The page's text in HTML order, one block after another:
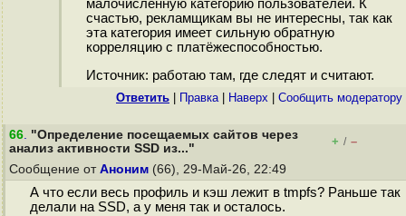
малочисленную категорию пользователей. К
счастью, рекламщикам вы не интересны, так как
эта категория имеет сильную обратную
корреляцию с платёжеспособностью.
Источник: работаю там, где следят и считают.
Ответить Правка| Наверх Cообщить модератору
66. "Определение посещаемых сайтов через
анализ активности SSD из..."
+ / –
Сообщение от Аноним (66), 29-Май-26, 22:49
А что если весь профиль и кэш лежит в tmpfs? Раньше так
делали на SSD, а у меня так и осталось.